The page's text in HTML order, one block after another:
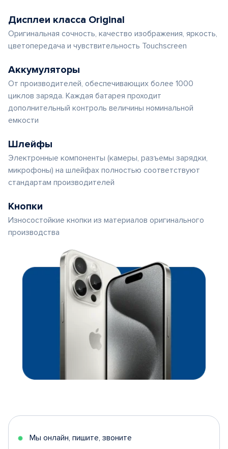
Дисплеи класса Original
Оригинальная сочность, качество изображения, яркость,
цветопередача и чувствительность Touchscreen
Аккумуляторы
От производителей, обеспечивающих более 1000
циклов заряда. Каждая батарея проходит
дополнительный контроль величины номинальной
емкости
Шлейфы
Электронные компоненты (камеры, разъемы зарядки,
микрофоны) на шлейфах полностью соответствуют
стандартам производителей
Кнопки
Износостойкие кнопки из материалов оригинального
производства
Мы онлайн, пишите, звоните